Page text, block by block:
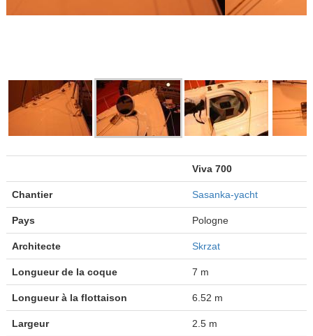
Viva 700
Chantier Sasanka-yacht
Pays Pologne
Architecte Skrzat
Longueur de la coque 7 m
Longueur à la flottaison 6.52 m
Largeur 2.5 m